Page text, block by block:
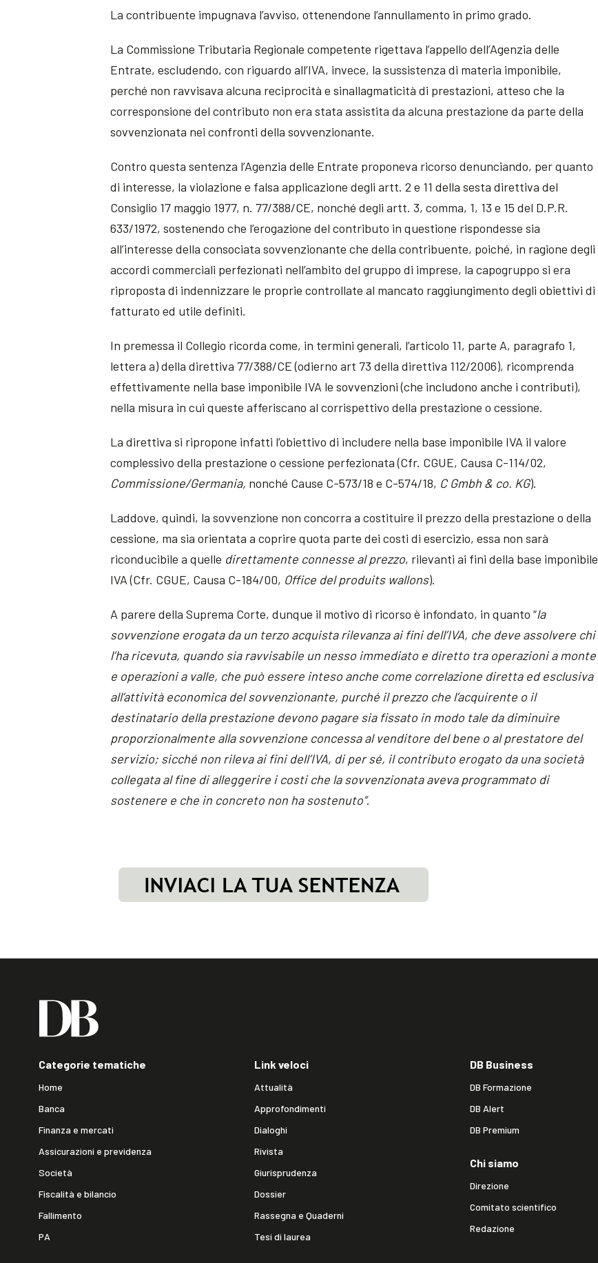
La contribuente impugnava l’avviso, ottenendone l’annullamento in primo grado.
La Commissione Tributaria Regionale competente rigettava l’appello dell’Agenzia delle
Entrate, escludendo, con riguardo all’IVA, invece, la sussistenza di materia imponibile,
perché non ravvisava alcuna reciprocità e sinallagmaticità di prestazioni, atteso che la
corresponsione del contributo non era stata assistita da alcuna prestazione da parte della
sovvenzionata nei confronti della sovvenzionante.
Contro questa sentenza l’Agenzia delle Entrate proponeva ricorso denunciando, per quanto
di interesse, la violazione e falsa applicazione degli artt. 2 e 11 della sesta direttiva del
Consiglio 17 maggio 1977, n. 77/388/CE, nonché degli artt. 3, comma, 1, 13 e 15 del D.P.R.
633/1972, sostenendo che l’erogazione del contributo in questione rispondesse sia
all’interesse della consociata sovvenzionante che della contribuente, poiché, in ragione degli
accordi commerciali perfezionati nell’ambito del gruppo di imprese, la capogruppo si era
riproposta di indennizzare le proprie controllate al mancato raggiungimento degli obiettivi di
fatturato ed utile definiti.
In premessa il Collegio ricorda come, in termini generali, l’articolo 11, parte A, paragrafo 1,
lettera a) della direttiva 77/388/CE (odierno art 73 della direttiva 112/2006), ricomprenda
effettivamente nella base imponibile IVA le sovvenzioni (che includono anche i contributi),
nella misura in cui queste afferiscano al corrispettivo della prestazione o cessione.
La direttiva si ripropone infatti l’obiettivo di includere nella base imponibile IVA il valore
complessivo della prestazione o cessione perfezionata (Cfr. CGUE, Causa C-114/02,
Commissione/Germania, nonché Cause C-573/18 e C-574/18, C Gmbh & co. KG).
Laddove, quindi, la sovvenzione non concorra a costituire il prezzo della prestazione o della
cessione, ma sia orientata a coprire quota parte dei costi di esercizio, essa non sarà
riconducibile a quelle direttamente connesse al prezzo, rilevanti ai fini della base imponibile
IVA (Cfr. CGUE, Causa C-184/00, Office del produits wallons).
A parere della Suprema Corte, dunque il motivo di ricorso è infondato, in quanto “la
sovvenzione erogata da un terzo acquista rilevanza ai fini dell’IVA, che deve assolvere chi
l’ha ricevuta, quando sia ravvisabile un nesso immediato e diretto tra operazioni a monte
e operazioni a valle, che può essere inteso anche come correlazione diretta ed esclusiva
all’attività economica del sovvenzionante, purché il prezzo che l’acquirente o il
destinatario della prestazione devono pagare sia fissato in modo tale da diminuire
proporzionalmente alla sovvenzione concessa al venditore del bene o al prestatore del
servizio; sicché non rileva ai fini dell’IVA, di per sé, il contributo erogato da una società
collegata al fine di alleggerire i costi che la sovvenzionata aveva programmato di
sostenere e che in concreto non ha sostenuto”.
Categorie tematiche
Home
Banca
Finanza e mercati
Assicurazioni e previdenza
Società
Fiscalità e bilancio
Fallimento
PA
Link veloci
Attualità
Approfondimenti
Dialoghi
Rivista
Giurisprudenza
Dossier
Rassegna e Quaderni
Tesi di laurea
DB Business
DB Formazione
DB Alert
DB Premium
Chi siamo
Direzione
Comitato scientifico
Redazione